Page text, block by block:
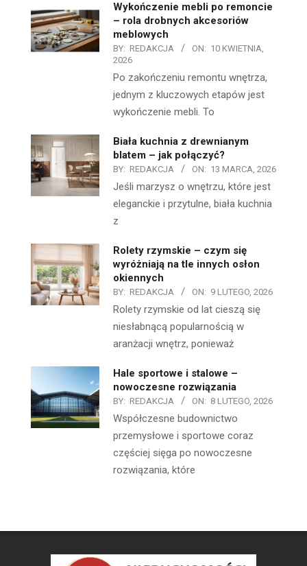
Wykończenie mebli po remoncie
– rola drobnych akcesoriów
meblowych
BY: REDAKCJA ON: 10 KWIETNIA,
2026
Po zakończeniu remontu wnętrza,
jednym z kluczowych etapów jest
wykończenie mebli. To
Biała kuchnia z drewnianym
blatem – jak połączyć?
BY: REDAKCJA ON: 13 MARCA, 2026
Jeśli marzysz o wnętrzu, które jest
eleganckie i przytulne, biała kuchnia
z
Rolety rzymskie – czym się
wyróżniają na tle innych osłon
okiennych
BY: REDAKCJA ON: 9 LUTEGO, 2026
Rolety rzymskie od lat cieszą się
niesłabnącą popularnością w
aranżacji wnętrz, ponieważ
Hale sportowe i stalowe –
nowoczesne rozwiązania
BY: REDAKCJA ON: 8 LUTEGO, 2026
Współczesne budownictwo
przemysłowe i sportowe coraz
częściej sięga po nowoczesne
rozwiązania, które